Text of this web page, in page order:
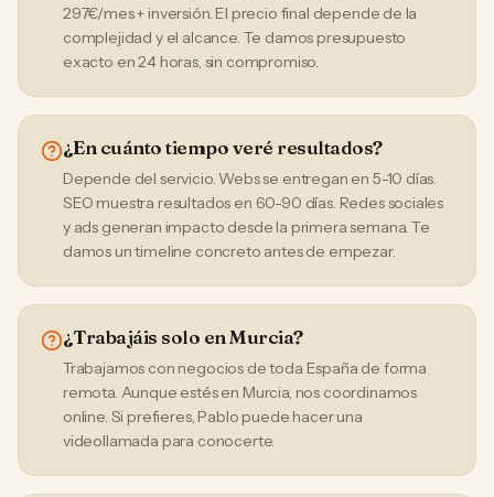
297€/mes + inversión. El precio final depende de la
complejidad y el alcance. Te damos presupuesto
exacto en 24 horas, sin compromiso.
¿En cuánto tiempo veré resultados?
Depende del servicio. Webs se entregan en 5-10 días.
SEO muestra resultados en 60-90 días. Redes sociales
y ads generan impacto desde la primera semana. Te
damos un timeline concreto antes de empezar.
¿Trabajáis solo en Murcia?
Trabajamos con negocios de toda España de forma
remota. Aunque estés en Murcia, nos coordinamos
online. Si prefieres, Pablo puede hacer una
videollamada para conocerte.